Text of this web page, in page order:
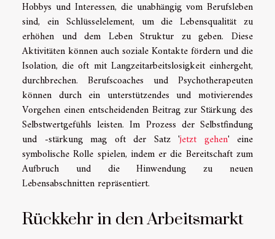
Hobbys und Interessen, die unabhängig vom Berufsleben
sind, ein Schlüsselelement, um die Lebensqualität zu
erhöhen und dem Leben Struktur zu geben. Diese
Aktivitäten können auch soziale Kontakte fördern und die
Isolation, die oft mit Langzeitarbeitslosigkeit einhergeht,
durchbrechen. Berufscoaches und Psychotherapeuten
können durch ein unterstützendes und motivierendes
Vorgehen einen entscheidenden Beitrag zur Stärkung des
Selbstwertgefühls leisten. Im Prozess der Selbstfindung
und -stärkung mag oft der Satz 'jetzt gehen' eine
symbolische Rolle spielen, indem er die Bereitschaft zum
Aufbruch und die Hinwendung zu neuen
Lebensabschnitten repräsentiert.
Rückkehr in den Arbeitsmarkt